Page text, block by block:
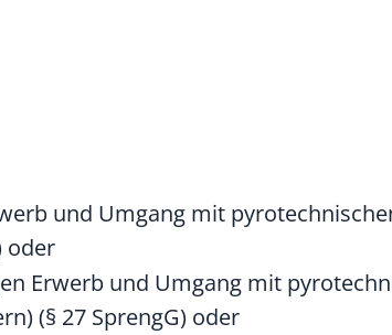
und Umgang mit
oder
Erwerb und Umgang mit
(§ 27 SprengG) oder